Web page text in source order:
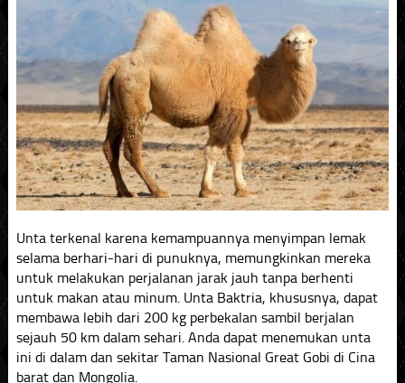
Unta terkenal karena kemampuannya menyimpan lemak
selama berhari-hari di punuknya, memungkinkan mereka
untuk melakukan perjalanan jarak jauh tanpa berhenti
untuk makan atau minum. Unta Baktria, khususnya, dapat
membawa lebih dari 200 kg perbekalan sambil berjalan
sejauh 50 km dalam sehari. Anda dapat menemukan unta
ini di dalam dan sekitar Taman Nasional Great Gobi di Cina
barat dan Mongolia.